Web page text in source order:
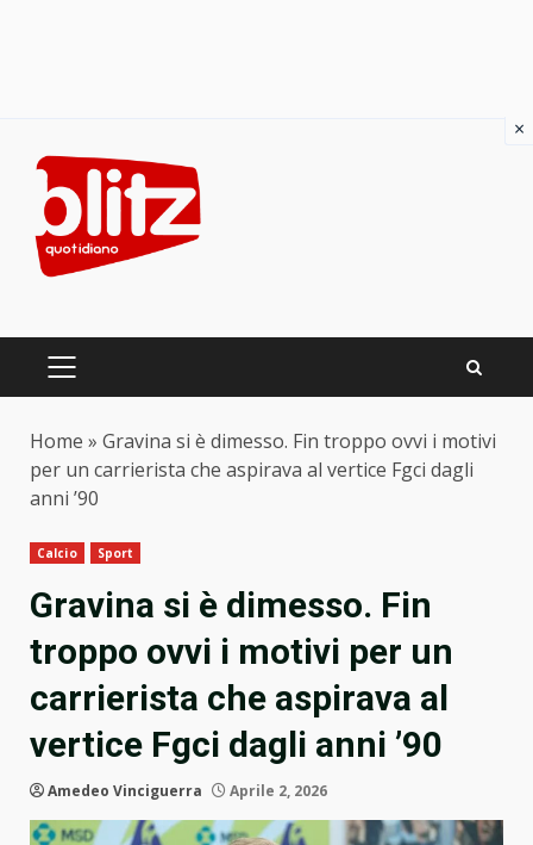
content
PRIMARY
Home » Gravina si è dimesso. Fin troppo ovvi i motivi
per un carrierista che aspirava al vertice Fgci dagli
anni ’90
Calcio Sport
Gravina si è dimesso. Fin
troppo ovvi i motivi per un
carrierista che aspirava al
vertice Fgci dagli anni ’90
Amedeo Vinciguerra Aprile 2, 2026
×